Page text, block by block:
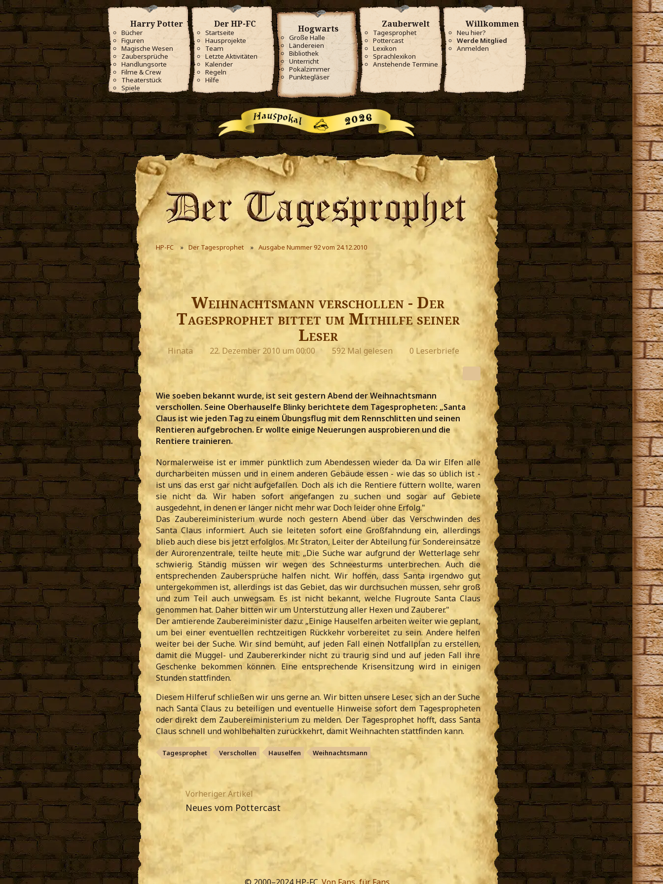
Harry Potter
Bücher
Figuren
Magische Wesen
Zaubersprüche
Handlungsorte
Filme & Crew
Theaterstück
Spiele
Der HP-FC
Startseite
Hausprojekte
Team
Letzte Aktivitäten
Kalender
Regeln
Hilfe
Hogwarts
Große Halle
Ländereien
Bibliothek
Unterricht
Pokalzimmer
Punktegläser
Zauberwelt
Tagesprophet
Pottercast
Lexikon
Sprachlexikon
Anstehende Termine
Willkommen
Neu hier?
Werde Mitglied
Anmelden
HP-FC Der Tagesprophet Ausgabe Nummer 92 vom 24.12.2010
Weihnachtsmann verschollen - Der
Tagesprophet bittet um Mithilfe seiner
Leser
Hinata 22. Dezember 2010 um 00:00 592 Mal gelesen 0 Leserbriefe
Wie soeben bekannt wurde, ist seit gestern Abend der Weihnachtsmann
verschollen. Seine Oberhauselfe Blinky berichtete dem Tagespropheten: „Santa
Claus ist wie jeden Tag zu einem Übungsflug mit dem Rennschlitten und seinen
Rentieren aufgebrochen. Er wollte einige Neuerungen ausprobieren und die
Rentiere trainieren.
Normalerweise ist er immer pünktlich zum Abendessen wieder da. Da wir Elfen alle
durcharbeiten müssen und in einem anderen Gebäude essen - wie das so üblich ist -
ist uns das erst gar nicht aufgefallen. Doch als ich die Rentiere füttern wollte, waren
sie nicht da. Wir haben sofort angefangen zu suchen und sogar auf Gebiete
ausgedehnt, in denen er länger nicht mehr war. Doch leider ohne Erfolg."
Das Zaubereiministerium wurde noch gestern Abend über das Verschwinden des
Santa Claus informiert. Auch sie leiteten sofort eine Großfahndung ein, allerdings
blieb auch diese bis jetzt erfolglos. Mr. Straton, Leiter der Abteilung für Sondereinsätze
der Aurorenzentrale, teilte heute mit: „Die Suche war aufgrund der Wetterlage sehr
schwierig. Ständig müssen wir wegen des Schneesturms unterbrechen. Auch die
entsprechenden Zaubersprüche halfen nicht. Wir hoffen, dass Santa irgendwo gut
untergekommen ist, allerdings ist das Gebiet, das wir durchsuchen müssen, sehr groß
und zum Teil auch unwegsam. Es ist nicht bekannt, welche Flugroute Santa Claus
genommen hat. Daher bitten wir um Unterstützung aller Hexen und Zauberer."
Der amtierende Zaubereiminister dazu: „Einige Hauselfen arbeiten weiter wie geplant,
um bei einer eventuellen rechtzeitigen Rückkehr vorbereitet zu sein. Andere helfen
weiter bei der Suche. Wir sind bemüht, auf jeden Fall einen Notfallplan zu erstellen,
damit die Muggel- und Zaubererkinder nicht zu traurig sind und auf jeden Fall ihre
Geschenke bekommen können. Eine entsprechende Krisensitzung wird in einigen
Stunden stattfinden.
Diesem Hilferuf schließen wir uns gerne an. Wir bitten unsere Leser, sich an der Suche
nach Santa Claus zu beteiligen und eventuelle Hinweise sofort dem Tagespropheten
oder direkt dem Zaubereiministerium zu melden. Der Tagesprophet hofft, dass Santa
Claus schnell und wohlbehalten zurückkehrt, damit Weihnachten stattfinden kann.
Tagesprophet Verschollen Hauselfen Weihnachtsmann
Vorheriger Artikel
Neues vom Pottercast